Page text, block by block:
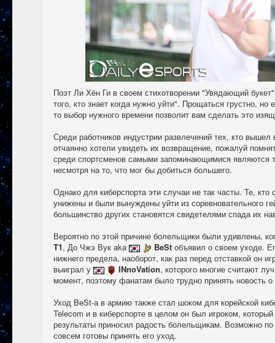
Поэт Ли Хён Ги в своем стихотворении "Увядающий
того, кто знает когда нужно уйти". Прощаться грустно,
то выбор нужного времени позволит вам сделать это
Среди работников индустрии развлечений тех, кто
отчаянно хотели увидеть их возвращение, пожалуй
среди спортсменов самыми запоминающимися являются
несмотря на то, что мог бы добиться большего.
Однако для киберспорта эти случаи не так часты. Те,
унижены и были вынуждены уйти из соревновательного
большинство других становятся свидетелями спада их
Вероятно по этой причине болельщики были удивлены,
T1, До Чжэ Вук aka BeSt объявил о своем уходе.
нижнего предела, наоборот, как раз перед отставкой он
выиграл у
INnoVation, которого многие считают
момент, поэтому фанатам было трудно принять новость о
Уход BeSt-а в армию также стал шоком для корейской
Telecom и в киберспорте в целом он был игроком,
результаты приносил радость болельщикам. Возможно
совсем готовы принять его уход.